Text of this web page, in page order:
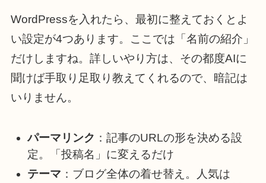
WordPressを入れたら、最初に整えておくとよ
い設定が4つあります。ここでは「名前の紹介」
だけしますね。詳しいやり方は、その都度AIに
聞けば手取り足取り教えてくれるので、暗記は
いりません。
パーマリンク ：記事のURLの形を決める設
定。「投稿名」に変えるだけ
テーマ ：ブログ全体の着せ替え。人気は